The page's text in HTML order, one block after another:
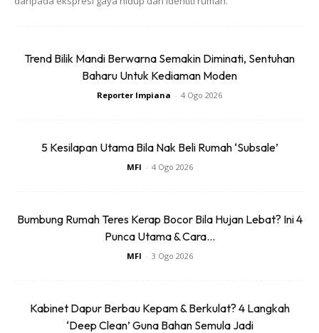
memudahkan akses kepada peralatan dapur harian. Susun
dengan kemas untuk mengekalkan estetika.
Pencahayaan Tambahan
Trend Bilik Mandi Berwarna Semakin Diminati, Sentuhan
Baharu Untuk Kediaman Moden
Reporter Impiana - 4 Ogo 2026
5 Kesilapan Utama Bila Nak Beli Rumah ‘Subsale’
MFI - 4 Ogo 2026
Bumbung Rumah Teres Kerap Bocor Bila Hujan Lebat? Ini 4
Punca Utama & Cara...
MFI - 3 Ogo 2026
Kabinet Dapur Berbau Kepam & Berkulat? 4 Langkah
‘Deep Clean’ Guna Bahan Semula Jadi